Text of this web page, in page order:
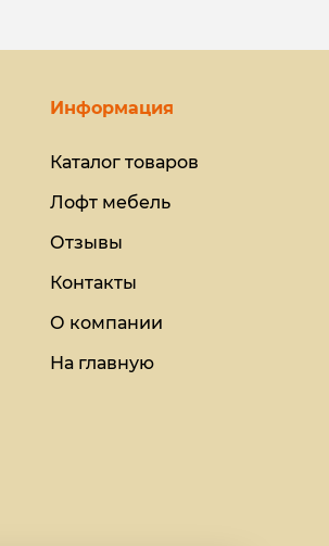
Информация
Каталог товаров
Лофт мебель
Отзывы
Контакты
О компании
На главную